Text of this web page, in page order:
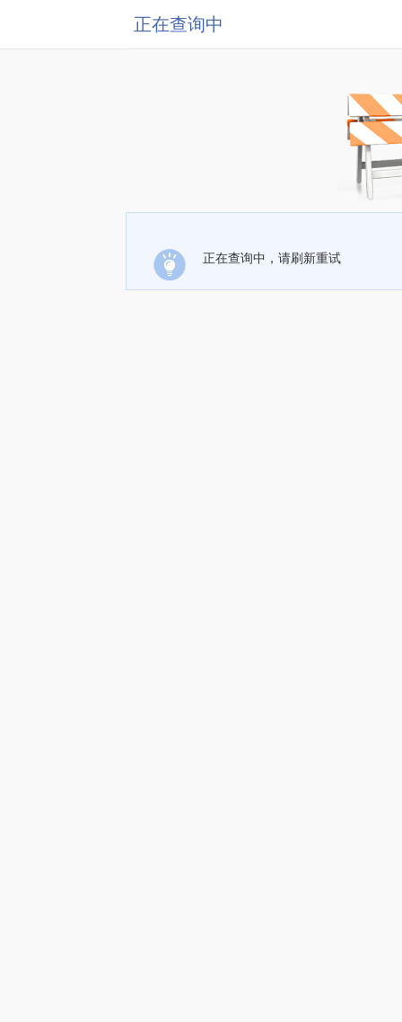
正在查询中
正在查询中，请刷新重试